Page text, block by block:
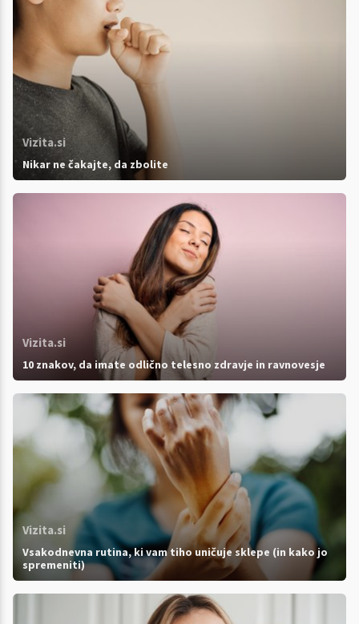
Vizita.si
Nikar ne čakajte, da zbolite
Vizita.si
10 znakov, da imate odlično telesno zdravje in ravnovesje
Vizita.si
Vsakodnevna rutina, ki vam tiho uničuje sklepe (in kako jo
spremeniti)